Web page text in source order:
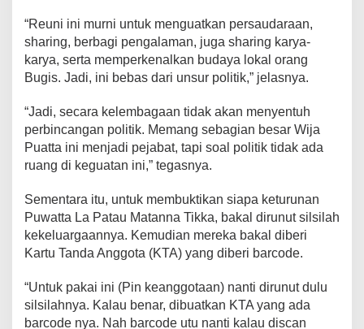
“Reuni ini murni untuk menguatkan persaudaraan,
sharing, berbagi pengalaman, juga sharing karya-
karya, serta memperkenalkan budaya lokal orang
Bugis. Jadi, ini bebas dari unsur politik,” jelasnya.
“Jadi, secara kelembagaan tidak akan menyentuh
perbincangan politik. Memang sebagian besar Wija
Puatta ini menjadi pejabat, tapi soal politik tidak ada
ruang di keguatan ini,” tegasnya.
Sementara itu, untuk membuktikan siapa keturunan
Puwatta La Patau Matanna Tikka, bakal dirunut silsilah
kekeluargaannya. Kemudian mereka bakal diberi
Kartu Tanda Anggota (KTA) yang diberi barcode.
“Untuk pakai ini (Pin keanggotaan) nanti dirunut dulu
silsilahnya. Kalau benar, dibuatkan KTA yang ada
barcode nya. Nah barcode utu nanti kalau discan